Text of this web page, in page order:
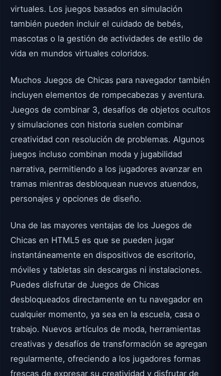
virtuales. Los juegos basados en simulación
también pueden incluir el cuidado de bebés,
mascotas o la gestión de actividades de estilo de
vida en mundos virtuales coloridos.
Muchos Juegos de Chicas para navegador también
incluyen elementos de rompecabezas y aventura.
Juegos de combinar 3, desafíos de objetos ocultos
y simulaciones con historia suelen combinar
creatividad con resolución de problemas. Algunos
juegos incluso combinan moda y jugabilidad
narrativa, permitiendo a los jugadores avanzar en
tramas mientras desbloquean nuevos atuendos,
personajes y opciones de diseño.
Una de las mayores ventajas de los Juegos de
Chicas en HTML5 es que se pueden jugar
instantáneamente en dispositivos de escritorio,
móviles y tabletas sin descargas ni instalaciones.
Puedes disfrutar de Juegos de Chicas
desbloqueados directamente en tu navegador en
cualquier momento, ya sea en la escuela, casa o
trabajo. Nuevos artículos de moda, herramientas
creativas y desafíos de transformación se agregan
regularmente, ofreciendo a los jugadores formas
frescas de expresar su creatividad y disfrutar de